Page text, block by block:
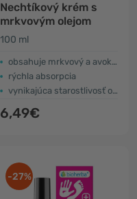
Nechtíkový krém s
mrkvovým olejom
100 ml
obsahuje mrkvový a avokádový olej
rýchla absorpcia
vynikajúca starostlivosť o suchú a popraskanú pokožku
6,49€
-27%